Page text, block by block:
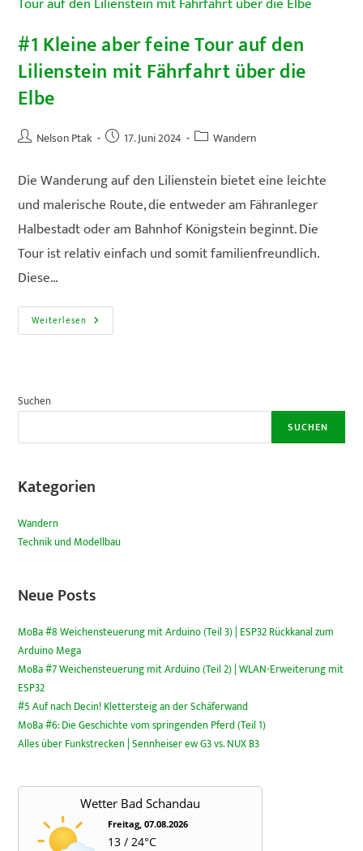
Hölle
#1 Kleine aber feine Tour auf den
Lilienstein mit Fährfahrt über die
Elbe
Beitrags-
Nelson Ptak
Beitrag17. Juni 2024
Beitrags-
Wandern
Die Wanderung auf den Lilienstein bietet eine leichte
und malerische Route, die entweder am Fähranleger
Halbestadt oder am Bahnhof Königstein beginnt. Die
Tour ist relativ einfach und somit familienfreundlich.
Diese…
Weiterlesen #1
Kleine
Mit
Die
Suchen
SUCHEN
Kategorien
Wandern
Technik und Modellbau
Neue Posts
MoBa #8 Weichensteuerung mit Arduino (Teil 3) | ESP32 Rückkanal zum
Arduino Mega
MoBa #7 Weichensteuerung mit Arduino (Teil 2) | WLAN-Erweiterung mit
ESP32
#5 Auf nach Decin! Klettersteig an der Schäferwand
MoBa #6: Die Geschichte vom springenden Pferd (Teil 1)
Alles über Funkstrecken | Sennheiser ew G3 vs. NUX B3
Wetter Bad Schandau
Freitag, 07.08.2026
13 / 24°C